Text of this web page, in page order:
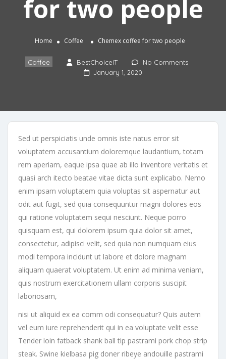
for two people
Home Coffee Chemex coffee for two people
Coffee BestChoiceIT
No Comments
January 1, 2020
Sed ut perspiciatis unde omnis iste natus error sit
voluptatem accusantium doloremque laudantium, totam
rem aperiam, eaque ipsa quae ab illo inventore veritatis et
quasi arch itecto beatae vitae dicta sunt explicabo. Nemo
enim ipsam voluptatem quia voluptas sit aspernatur aut
odit aut fugit, sed quia consequuntur magni dolores eos
qui ratione voluptatem sequi nesciunt. Neque porro
quisquam est, qui dolorem ipsum quia dolor sit amet,
consectetur, adipisci velit, sed quia non numquam eius
modi tempora incidunt ut labore et dolore magnam
aliquam quaerat voluptatem. Ut enim ad minima veniam,
quis nostrum exercitationem ullam corporis suscipit
laboriosam,
nisi ut aliquid ex ea comm odi consequatur? Quis autem
vel eum iure reprehenderit qui in ea voluptate velit esse
Tender loin fatback shank ball tip pastrami pork chop strip
steak. Swine kielbasa pig doner ribeye andouille pastrami